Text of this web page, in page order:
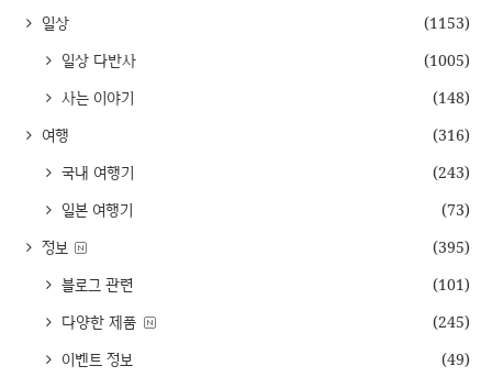
일상
(1153)
일상 다반사
(1005)
사는 이야기
(148)
여행
(316)
국내 여행기
(243)
일본 여행기
(73)
정보
(395)
블로그 관련
(101)
다양한 제품
(245)
이벤트 정보
(49)